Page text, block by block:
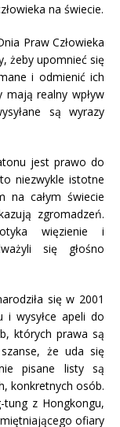
na świecie.
Praw Człowieka
żeby upomnieć się
i odmienić ich
realny wpływ
są wyrazy
jest prawo do
niezwykle istotne
na całym świecie
zgromadzeń.
więzienie i
się głośno
się w 2001
i wysyłce apeli do
których prawa są
że uda się
pisane listy są
konkretnych osób.
z Hongkongu,
ofiary